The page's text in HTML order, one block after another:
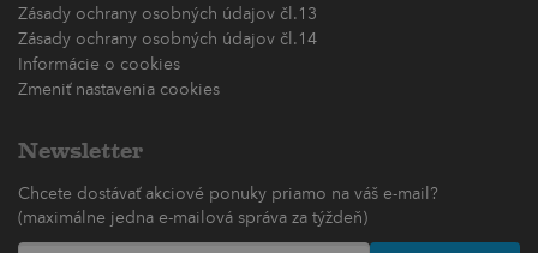
Zásady ochrany osobných údajov čl.13
Zásady ochrany osobných údajov čl.14
Informácie o cookies
Zmeniť nastavenia cookies
Newsletter
Chcete dostávať akciové ponuky priamo na váš e-mail?
(maximálne jedna e-mailová správa za týždeň)